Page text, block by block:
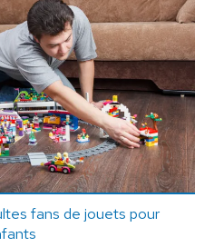
fans de jouets pour